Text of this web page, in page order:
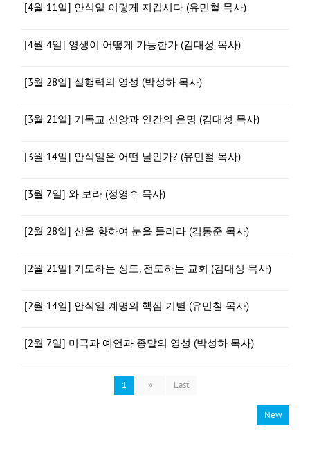
[4월 11일] 안식일 이렇게 지킵시다 (유민철 목사)
[4월 4일] 영생이 어떻게 가능한가 (김대성 목사)
[3월 28일] 실행력의 영성 (박성하 목사)
[3월 21일] 기독교 신앙과 인간의 운명 (김대성 목사)
[3월 14일] 안식일은 어떤 날인가? (유민철 목사)
[3월 7일] 와 보라 (정영수 목사)
[2월 28일] 산을 향하여 눈을 들리라 (김동준 목사)
[2월 21일] 기도하는 성도, 전도하는 교회 (김대성 목사)
[2월 14일] 안식일 계명의 핵심 기별 (유민철 목사)
[2월 7일] 미국과 예언과 종말의 영성 (박성하 목사)
1 » Last
New